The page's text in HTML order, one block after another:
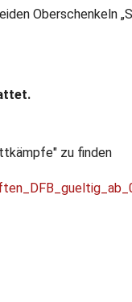
Oberschenkeln
zu finden